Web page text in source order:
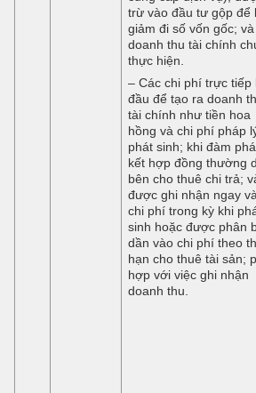
trừ vào đầu tư gộp để
giảm đi số vốn gốc; và
doanh thu tài chính
thực hiện.
– Các chi phí trực tiếp
đầu để tạo ra doanh
tài chính như tiền hoa
hồng và chi phí pháp
phát sinh; khi đàm
kết hợp đồng thường
bên cho thuê chi trả;
được ghi nhận ngay
chi phí trong kỳ khi
sinh hoặc được phân
dần vào chi phí theo
hạn cho thuê tài sản;
hợp với việc ghi nhận
doanh thu.